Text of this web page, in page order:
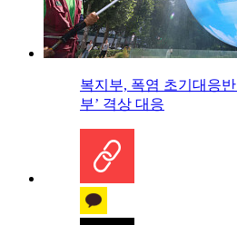
복지부, 폭염 초기대응
부’ 격상 대응